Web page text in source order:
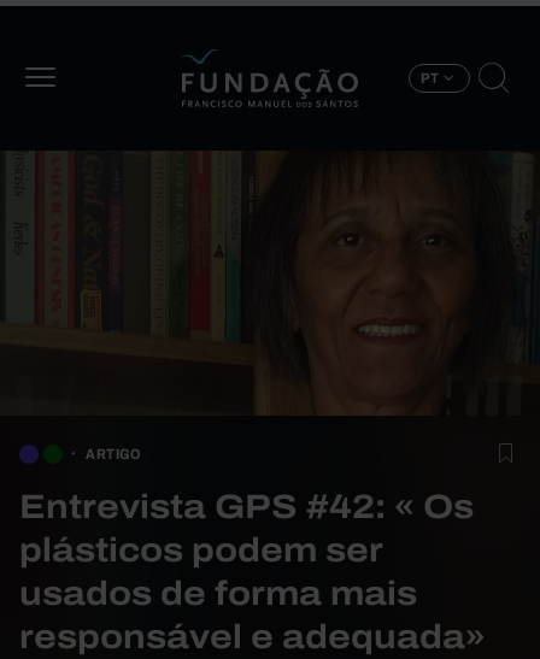
PT
ARTIGO
Entrevista GPS #42: « Os
plásticos podem ser
usados de forma mais
responsável e adequada»